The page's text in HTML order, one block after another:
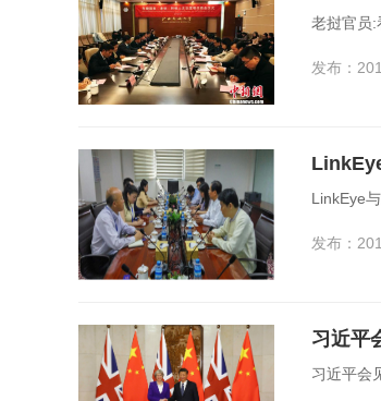
老挝官员:
发布：
LinkEye
发布：
习近平
习近平会